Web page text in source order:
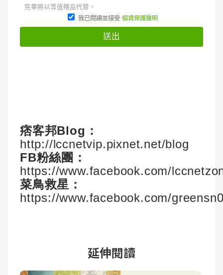
痞客邦Blog：
http://lccnetvip.pixnet.net/blog
FB粉絲團：
https://www.facebook.com/
菜鳥救星：
https://www.facebook.com/
延伸閱讀